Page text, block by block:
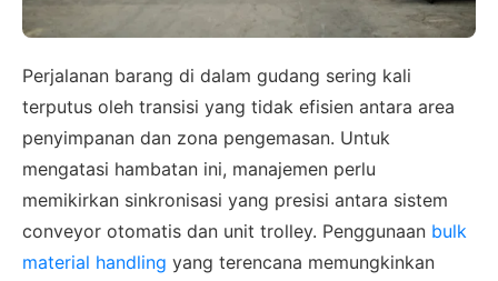
Perjalanan barang di dalam gudang sering kali
terputus oleh transisi yang tidak efisien antara area
penyimpanan dan zona pengemasan. Untuk
mengatasi hambatan ini, manajemen perlu
memikirkan sinkronisasi yang presisi antara sistem
conveyor otomatis dan unit trolley. Penggunaan bulk
material handling yang terencana memungkinkan